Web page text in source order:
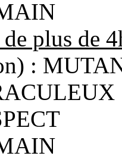
de plus de
: